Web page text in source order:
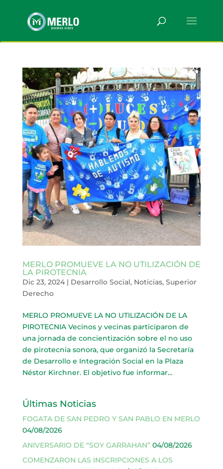
MERLO PROMUEVE LA NO UTILIZACIÓN DE
LA PIROTECNIA
Dic 23, 2024| Desarrollo Social, Noticias, Superior
Derecho
MERLO PROMUEVE LA NO UTILIZACIÓN DE LA
PIROTECNIA Vecinos y vecinas participaron de
una jornada de concientización sobre el no uso
de pirotecnia sonora, que organizó la Secretaría
de Desarrollo e Integración Social en la Plaza
Néstor Kirchner. El objetivo fue informar...
Últimas Noticias
FOGATA DE SAN PEDRO Y SAN PABLO EN MERLO
04/08/2026
ANIVERSARIO DE “SOY GARRAHAN” 04/08/2026
COMENZARON LAS INSCRIPCIONES A LOS